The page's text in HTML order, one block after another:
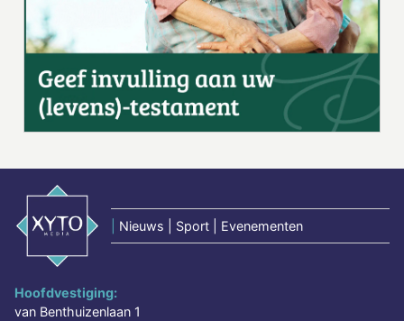
Nieuws | Sport | Evenementen
Hoofdvestiging:
van Benthuizenlaan 1